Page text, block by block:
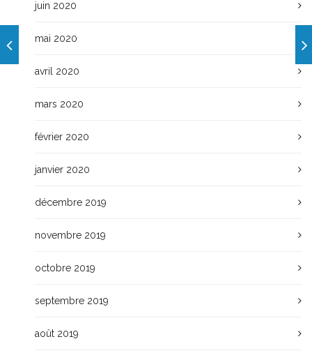
juin 2020
mai 2020
avril 2020
mars 2020
février 2020
janvier 2020
décembre 2019
novembre 2019
octobre 2019
septembre 2019
août 2019